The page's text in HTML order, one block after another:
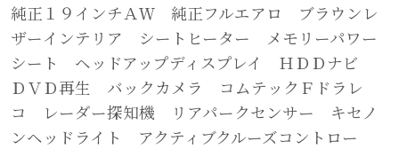
純正１９インチＡＷ 純正フルエアロ ブラウンレ
ザーインテリア シートヒーター メモリーパワー
シート ヘッドアップディスプレイ ＨＤＤナビ
ＤＶＤ再生 バックカメラ コムテックＦドラレ
コ レーダー探知機 リアパークセンサー キセノ
ンヘッドライト アクティブクルーズコントロー